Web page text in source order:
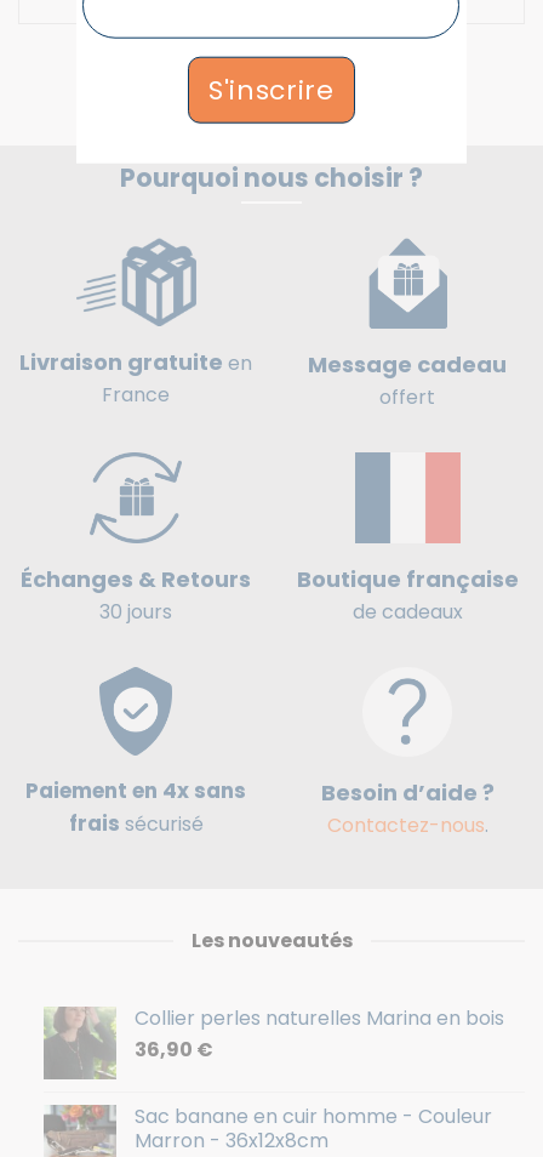
S'inscrire
Pourquoi nous choisir ?
Livraison gratuite en
France
Message cadeau
offert
Échanges & Retours
30 jours
Boutique française
de cadeaux
Paiement en 4x sans
frais sécurisé
Besoin d’aide ?
Contactez-nous.
Les nouveautés
Collier perles naturelles Marina en bois
36,90 €
Sac banane en cuir homme - Couleur
Marron - 36x12x8cm